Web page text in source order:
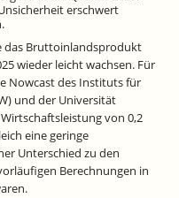
erschwert
das Bruttoinlandsprodukt
wieder leicht wachsen. Für
Nowcast des Instituts für
und der Universität
von 0,2
eine geringe
Unterschied zu den
Berechnungen in